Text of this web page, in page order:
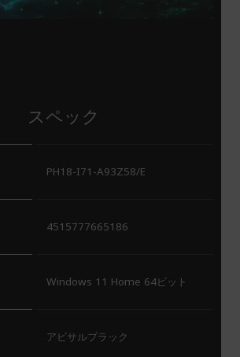
スペック
PH18-I71-A93Z58/E
4515777665186
Windows 11 Home 64ビット
アビサルブラック